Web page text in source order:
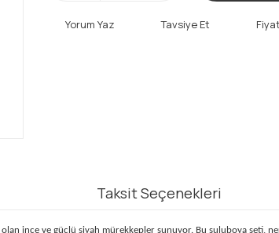
Yorum Yaz Tavsiye Et
Taksit Seçenekleri
ince ve güçlü siyah mürekkepler sunuyor. Bu suluboya seti,